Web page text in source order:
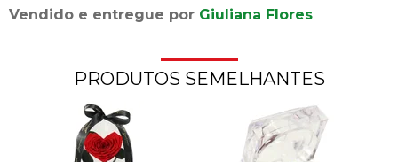
Vendido e entregue por Giuliana Flores
PRODUTOS SEMELHANTES